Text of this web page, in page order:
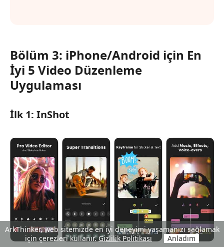
Bölüm 3: iPhone/Android için En
İyi 5 Video Düzenleme
Uygulaması
İlk 1: InShot
ArkThinker, web sitemizde en iyi deneyimi yaşamanızı sağlamak
için çerezleri kullanır.Gizlilik Politikası Anladım